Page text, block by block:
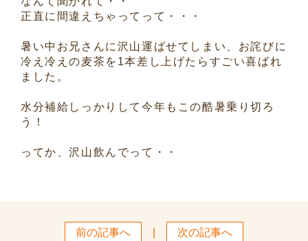
正直に間違えちゃってって・・・
暑い中お兄さんに沢山運ばせてしまい、お詫びに
冷え冷えの麦茶を1本差し上げたらすごい喜ばれ
ました。
水分補給しっかりして今年もこの酷暑乗り切ろ
う！
ってか、沢山飲んでって・・
前の記事へ 次の記事へ